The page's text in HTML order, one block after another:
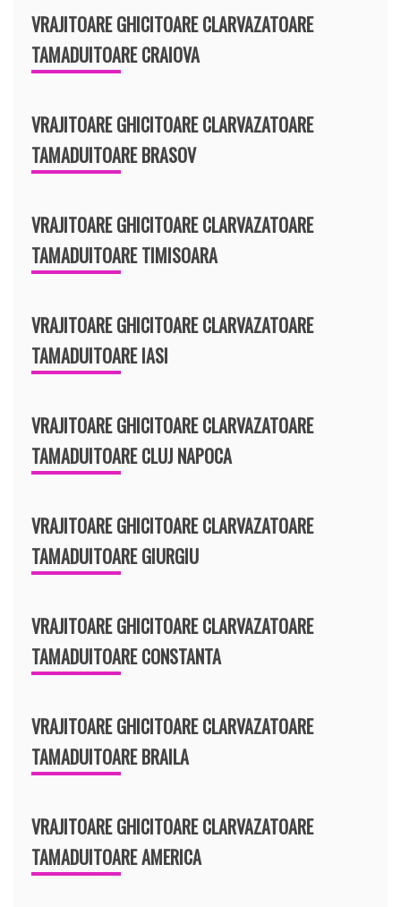
VRAJITOARE GHICITOARE CLARVAZATOARE
TAMADUITOARE CRAIOVA
VRAJITOARE GHICITOARE CLARVAZATOARE
TAMADUITOARE BRASOV
VRAJITOARE GHICITOARE CLARVAZATOARE
TAMADUITOARE TIMISOARA
VRAJITOARE GHICITOARE CLARVAZATOARE
TAMADUITOARE IASI
VRAJITOARE GHICITOARE CLARVAZATOARE
TAMADUITOARE CLUJ NAPOCA
VRAJITOARE GHICITOARE CLARVAZATOARE
TAMADUITOARE GIURGIU
VRAJITOARE GHICITOARE CLARVAZATOARE
TAMADUITOARE CONSTANTA
VRAJITOARE GHICITOARE CLARVAZATOARE
TAMADUITOARE BRAILA
VRAJITOARE GHICITOARE CLARVAZATOARE
TAMADUITOARE AMERICA